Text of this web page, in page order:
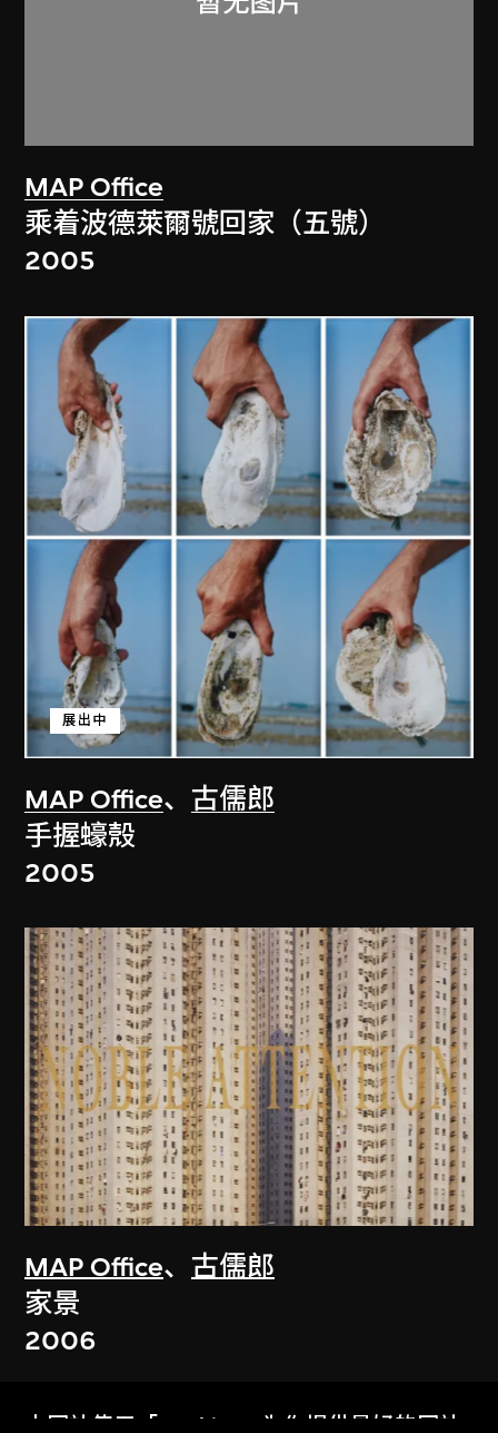
MAP Office
乘着波德萊爾號回家（五號）
2005
MAP Office、 古儒郎
展出中
手握蠔殼
2005
MAP Office、 古儒郎
家景
2006
本网站使用「Cookies」为你提供最好的网站